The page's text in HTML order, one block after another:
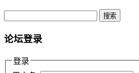
论坛登录
登录